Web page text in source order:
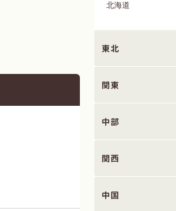
北海道
東北
関東
中部
関西
中国